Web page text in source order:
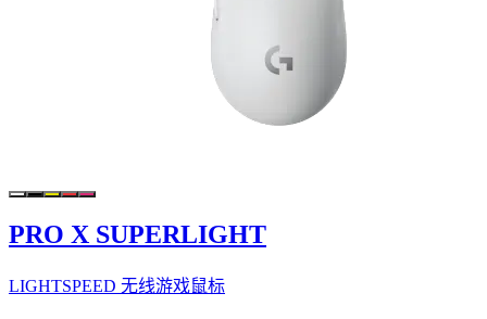
PRO X SUPERLIGHT
LIGHTSPEED 无线游戏鼠标